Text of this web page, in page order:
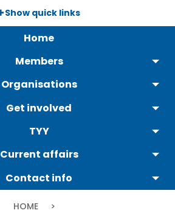
Show quick links
Home
Members
Organisations
Get involved
TYY
Current affairs
Contact info
HOME